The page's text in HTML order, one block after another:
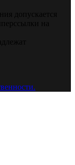
допускается
на